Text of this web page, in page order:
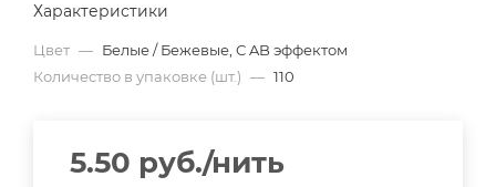
Характеристики
Цвет — Белые / Бежевые, С AB эффектом
Количество в упаковке (шт.) — 110
5.50 руб./нить